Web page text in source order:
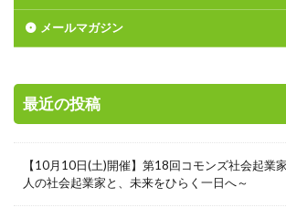
メールマガジン
最近の投稿
【10月10日(土)開催】第18回コモンズ社会起業
人の社会起業家と、未来をひらく一日へ～